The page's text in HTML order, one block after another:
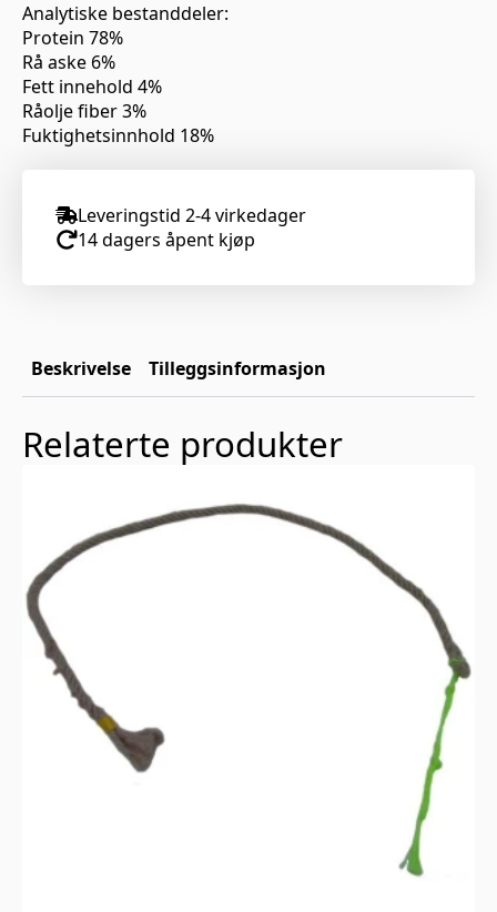
Analytiske bestanddeler:
Protein 78%
Rå aske 6%
Fett innehold 4%
Råolje fiber 3%
Fuktighetsinnhold 18%
Leveringstid 2-4 virkedager
14 dagers åpent kjøp
Beskrivelse Tilleggsinformasjon
Relaterte produkter